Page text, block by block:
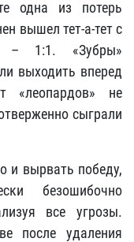
одна из потерь
вышел тет-а-тет с
– 1:1. «Зубры»
выходить вперед
«леопардов» не
сыграли
и вырвать победу,
безошибочно
все угрозы.
после удаления